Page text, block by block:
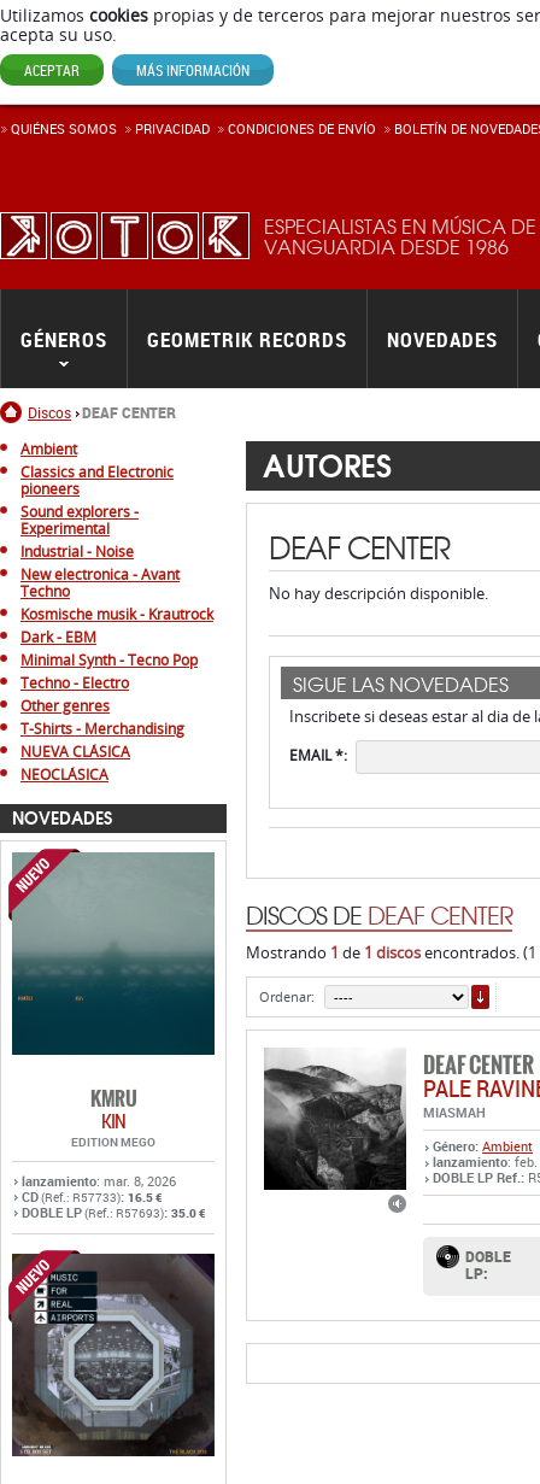
Utilizamos cookies propias y de terceros para mejorar nuestros
acepta su uso.
ACEPTAR MÁS INFORMACIÓN
ESPECIALISTAS EN MÚSICA DE
VANGUARDIA DESDE 1986
Inicio
Discos DEAF CENTER
GÉNEROS GEOMETRIK RECORDS NOVEDADES
QUIÉNES SOMOS PRIVACIDAD CONDICIONES DE ENVÍ­O BOLETÍN DE
Ambient
Classics and Electronic
pioneers
Sound explorers -
Experimental
Industrial - Noise
New electronica - Avant
Techno
Kosmische musik - Krautrock
Dark - EBM
Minimal Synth - Tecno Pop
Techno - Electro
Other genres
T-Shirts - Merchandising
NUEVA CLÁSICA
NEOCLÁSICA
NOVEDADES
KMRU
KIN
EDITION MEGO
lanzamiento: mar. 8, 2026
CD(Ref.: R57733): 16.5 €
DOBLE LP(Ref.: R57693): 35.0 €
AUTORES
DEAF CENTER
No hay descripción disponible.
SIGUE LAS NOVEDADES
Inscribete si deseas estar al dia
EMAIL *:
DISCOS DE DEAF CENTER
Mostrando 1 de 1 discosencontrados. (1
Ordenar:
DEAF CENTER
PALE
MIASMAH
Género: Ambient
lanzamiento:
DOBLE LP Ref.:
DOBLE
LP: